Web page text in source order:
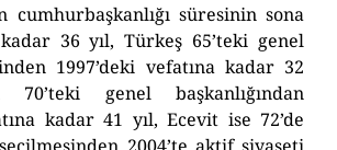
cumhurbaşkanlığı süresinin sona
36 yıl, Türkeş 65’teki genel
1997’deki vefatına kadar 32
genel başkanlığından
kadar 41 yıl, Ecevit ise 72’de